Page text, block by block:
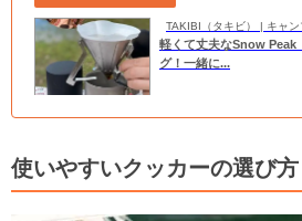
TAKIBI（タキビ） | キャ
軽くて丈夫なSnow Peak
グ！一緒に...
使いやすいクッカーの選び方